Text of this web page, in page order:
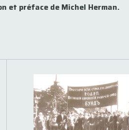
et préface de Michel Herman.